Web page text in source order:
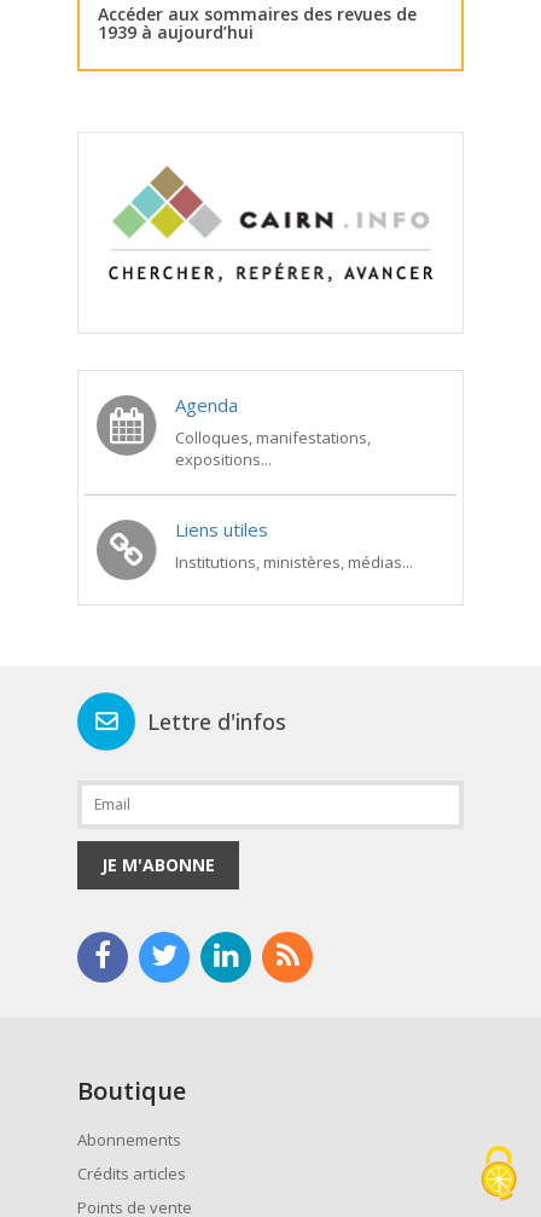
Accéder aux sommaires des revues de
1939 à aujourd’hui
Agenda
Colloques, manifestations,
expositions...
Liens utiles
Institutions, ministères, médias...
Lettre d'infos
JE M'ABONNE
Boutique
Abonnements
Crédits articles
Points de vente